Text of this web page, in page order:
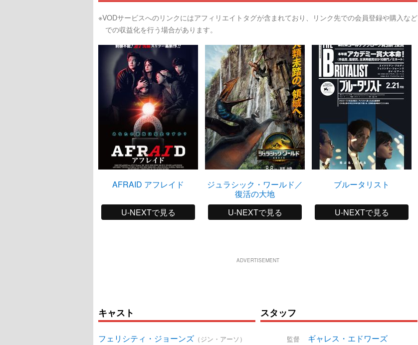
※VODサービスへのリンクにはアフィリエイトタグが含まれており、リンク先での会員登録や購入など
での収益化を行う場合があります。
AFRAID アフレイド
U-NEXTで見る
ジュラシック・ワールド／
復活の大地
U-NEXTで見る
ブルータリスト
U-NEXTで見る
ADVERTISEMENT
キャスト
フェリシティ・ジョーンズ （ジン・アーソ）
スタッフ
監督 ギャレス・エドワーズ